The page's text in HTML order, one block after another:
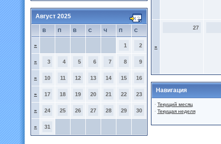
Август 2025
В П В С Ч П С
» 1 2
» 3 4 5 6 7 8 9
» 10 11 12 13 14 15 16
» 17 18 19 20 21 22 23
» 24 25 26 27 28 29 30
» 31
»
27
Навигация
· Текущий месяц
· Текущая неделя